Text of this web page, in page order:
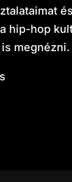
és
hip-hop
megnézni.